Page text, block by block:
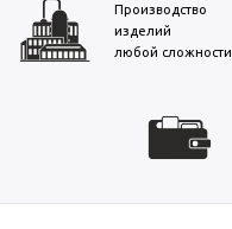
Производство
изделий
любой сложности